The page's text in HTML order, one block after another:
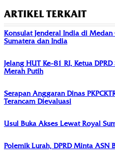
ARTIKEL TERKAIT
Konsulat Jenderal India di
Sumatera dan India
Jelang HUT Ke-81 RI, Ketua
Merah Putih
Serapan Anggaran Dinas
Terancam Dievaluasi
Usul Buka Akses Lewat Royal
Polemik Lurah, DPRD Minta ASN